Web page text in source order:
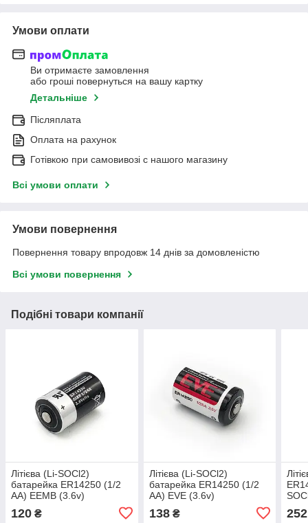
Умови оплати
Ви отримаєте замовлення
або гроші повернуться на вашу картку
Детальніше
Післяплата
Оплата на рахунок
Готівкою при самовивозі c нашого магазину
Всі умови оплати
Умови повернення
Повернення товару впродовж 14 днів за домовленістю
Всі умови повернення
Подібні товари компанії
Літієва (Li-SOCl2)
батарейка ER14250 (1/2
AA) EEMB (3.6v)
120 ₴
Літієва (Li-SOCl2)
батарейка ER14250 (1/2
AA) EVE (3.6v)
138₴ 252